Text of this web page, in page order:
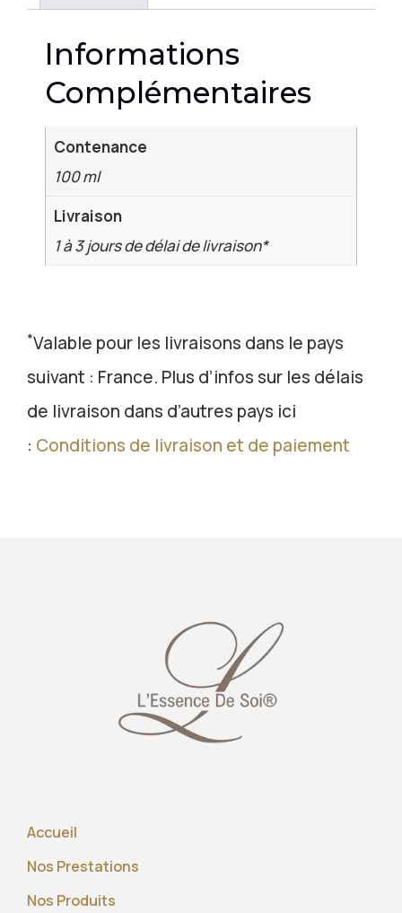
Informations
Complémentaires
Contenance
100 ml
Livraison
1 à 3 jours de délai de livraison*
*Valable pour les livraisons dans le pays
suivant : France. Plus d’infos sur les délais
de livraison dans d’autres pays ici
: Conditions de livraison et de paiement
Accueil
Nos Prestations
Nos Produits